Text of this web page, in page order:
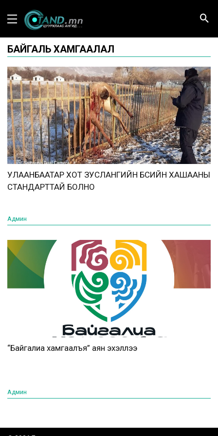
БАЙГАЛЬ ХАМГААЛАЛ
УЛААНБААТАР ХОТ ЗУСЛАНГИЙН БҮСИЙН ХАШААНЫ
СТАНДАРТТАЙ БОЛНО
Админ
“Байгалиа хамгаалъя” аян эхэллээ
Админ